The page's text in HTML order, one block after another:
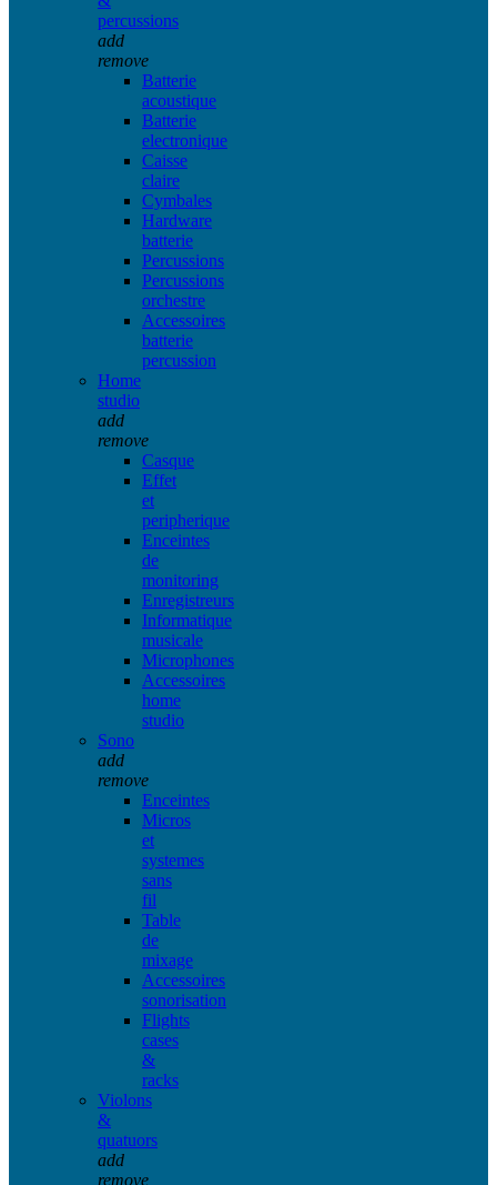
percussions
add
remove
Batterie
acoustique
Batterie
electronique
Caisse
claire
Cymbales
Hardware
batterie
Percussions
Percussions
orchestre
Accessoires
batterie
percussion
Home
studio
add
remove
Casque
Effet
et
peripherique
Enceintes
de
monitoring
Enregistreurs
Informatique
musicale
Microphones
Accessoires
home
studio
Sono
add
remove
Enceintes
Micros
et
systemes
sans
fil
Table
de
mixage
Accessoires
sonorisation
Flights
cases
&
racks
Violons
&
quatuors
add
remove